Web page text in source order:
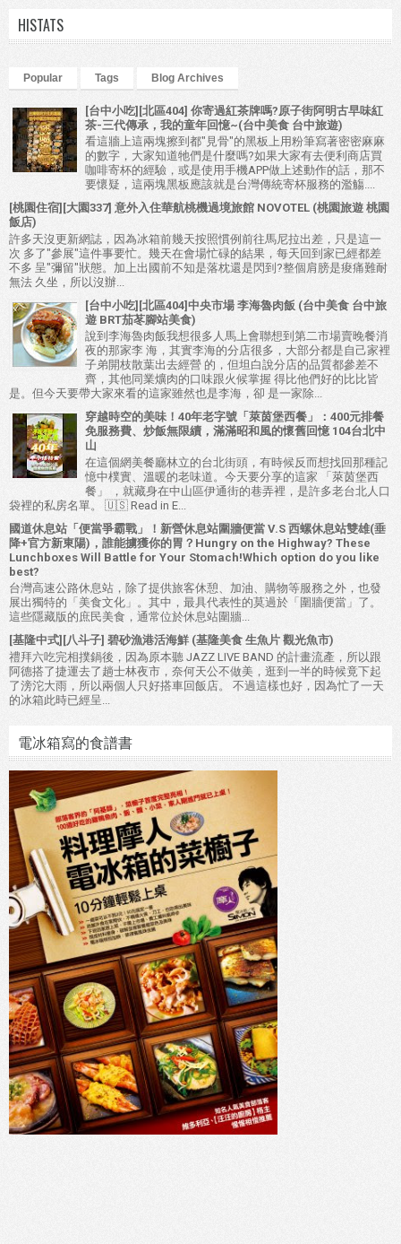
HISTATS
Popular Tags Blog Archives
[台中小吃][北區404] 你寄過紅茶牌嗎?原子街阿明古早味紅
茶-三代傳承，我的童年回憶~(台中美食 台中旅遊)
看這牆上這兩塊擦到都"見骨"的黑板上用粉筆寫著密密麻麻
的數字，大家知道牠們是什麼嗎?如果大家有去便利商店買
咖啡寄杯的經驗，或是使用手機APP做上述動作的話，那不
要懷疑，這兩塊黑板應該就是台灣傳統寄杯服務的濫觴....
[桃園住宿][大園337] 意外入住華航桃機過境旅館 NOVOTEL (桃園旅遊 桃園
飯店)
許多天沒更新網誌，因為冰箱前幾天按照慣例前往馬尼拉出差，只是這一
次 多了"參展"這件事要忙。幾天在會場忙碌的結果，每天回到家已經都差
不多 呈"彌留"狀態。加上出國前不知是落枕還是閃到?整個肩膀是痠痛難耐
無法 久坐，所以沒辦...
[台中小吃][北區404]中央市場 李海魯肉飯 (台中美食 台中旅
遊 BRT茄苳腳站美食)
說到李海魯肉飯我想很多人馬上會聯想到第二市場賣晚餐消
夜的那家李 海，其實李海的分店很多，大部分都是自己家裡
子弟開枝散葉出去經營 的，但坦白說分店的品質都參差不
齊，其他同業爌肉的口味跟火候掌握 得比他們好的比比皆
是。但今天要帶大家來看的這家雖然也是李海，卻 是一家除...
穿越時空的美味！40年老字號「萊茵堡西餐」：400元排餐
免服務費、炒飯無限續，滿滿昭和風的懷舊回憶 104台北中
山
在這個網美餐廳林立的台北街頭，有時候反而想找回那種記
憶中樸實、溫暖的老味道。今天要分享的這家 「萊茵堡西
餐」 ，就藏身在中山區伊通街的巷弄裡，是許多老台北人口
袋裡的私房名單。 🇺🇸 Read in E...
國道休息站「便當爭霸戰」！新營休息站圍牆便當 V.S 西螺休息站雙雄(垂
降+官方新東陽)，誰能擄獲你的胃？Hungry on the Highway? These
Lunchboxes Will Battle for Your Stomach!Which option do you like
best?
台灣高速公路休息站，除了提供旅客休憩、加油、購物等服務之外，也發
展出獨特的「美食文化」。其中，最具代表性的莫過於「圍牆便當」了。
這些隱藏版的庶民美食，通常位於休息站圍牆...
[基隆中式][八斗子] 碧砂漁港活海鮮 (基隆美食 生魚片 觀光魚市)
禮拜六吃完相撲鍋後，因為原本聽 JAZZ LIVE BAND 的計畫流產，所以跟
阿德搭了捷運去了趟士林夜市，奈何天公不做美，逛到一半的時候竟下起
了滂沱大雨，所以兩個人只好搭車回飯店。 不過這樣也好，因為忙了一天
的冰箱此時已經呈...
電冰箱寫的食譜書